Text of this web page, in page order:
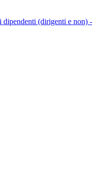
(dirigenti e non) -